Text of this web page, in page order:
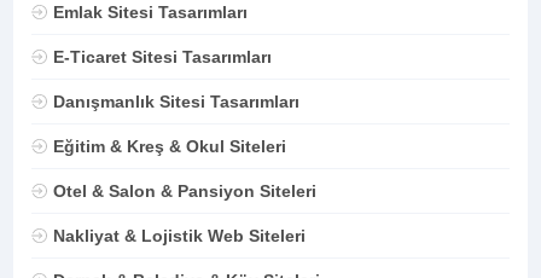
Emlak Sitesi Tasarımları
E-Ticaret Sitesi Tasarımları
Danışmanlık Sitesi Tasarımları
Eğitim & Kreş & Okul Siteleri
Otel & Salon & Pansiyon Siteleri
Nakliyat & Lojistik Web Siteleri